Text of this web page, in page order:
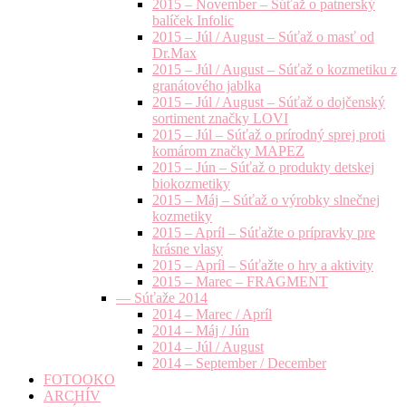
2015 – November – Súťaž o patnerský
balíček Infolic
2015 – Júl / August – Súťaž o masť od
Dr.Max
2015 – Júl / August – Súťaž o kozmetiku z
granátového jablka
2015 – Júl / August – Súťaž o dojčenský
sortiment značky LOVI
2015 – Júl – Súťaž o prírodný sprej proti
komárom značky MAPEZ
2015 – Jún – Súťaž o produkty detskej
biokozmetiky
2015 – Máj – Súťaž o výrobky slnečnej
kozmetiky
2015 – Apríl – Súťažte o prípravky pre
krásne vlasy
2015 – Apríl – Súťažte o hry a aktivity
2015 – Marec – FRAGMENT
— Súťaže 2014
2014 – Marec / Apríl
2014 – Máj / Jún
2014 – Júl / August
2014 – September / December
FOTOOKO
ARCHÍV